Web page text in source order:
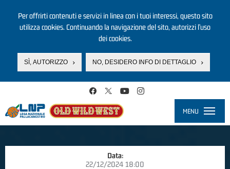
Per offrirti contenuti e servizi in linea con i tuoi interessi, questo sito
utilizza cookies. Continuando la navigazione del sito, autorizzi l’uso
dei cookies.
SÌ, AUTORIZZO NO, DESIDERO INFO DI DETTAGLIO
MENU
Data:
22/12/2024 18:00